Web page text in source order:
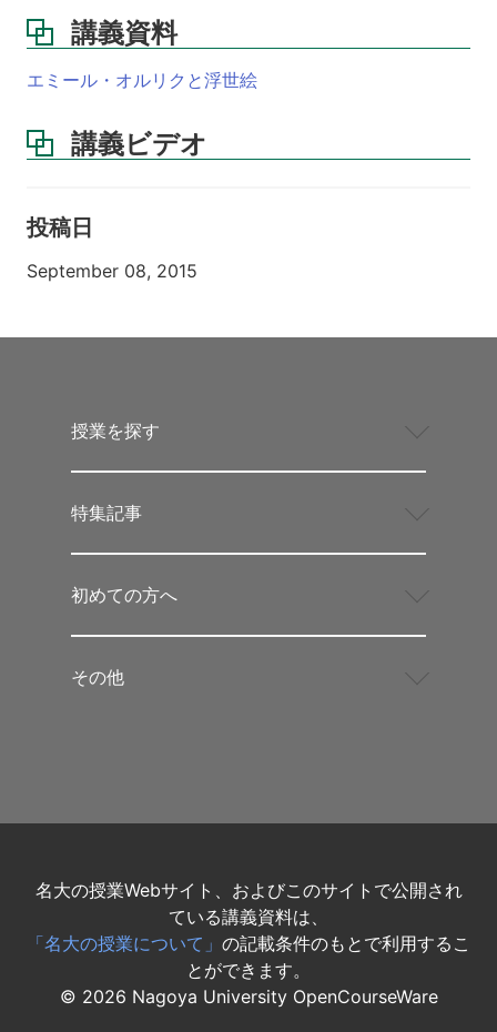
講義資料
エミール・オルリクと浮世絵
講義ビデオ
投稿日
September 08, 2015
授業を探す
特集記事
初めての方へ
その他
名大の授業Webサイト、およびこのサイトで公開され
ている講義資料は、
「名大の授業について」 の記載条件のもとで利用するこ
とができます。
© 2026 Nagoya University OpenCourseWare